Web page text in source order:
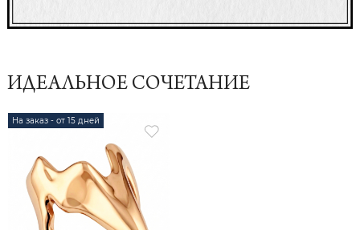
ИДЕАЛЬНОЕ СОЧЕТАНИЕ
На заказ - от 15 дней